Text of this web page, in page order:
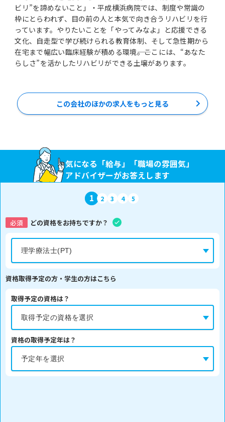
ビリ”を諦めないこと」・平成横浜病院では、制度や常識の
枠にとらわれず、目の前の人と本気で向き合うリハビリを行
っています。やりたいことを「やってみなよ」と応援できる
文化、自走型で学び続けられる教育体制、そして急性期から
在宅まで幅広い臨床経験が積める環境――。ここには、“あなた
らしさ”を活かしたリハビリができる土壌があります。
この会社のほかの求人をもっと見る
気になる「給与」「職場の雰囲気」
アドバイザーがお答えします
1 2 3 4 5
必須 どの資格をお持ちですか？
資格取得予定の方・学生の方はこちら
取得予定の資格は？
資格の取得予定年は？